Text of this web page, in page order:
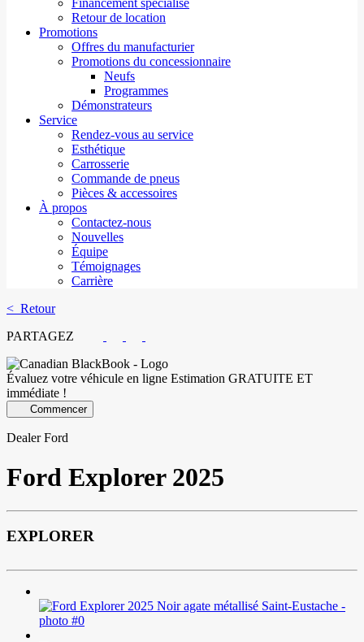
Financement spécialisé
Retour de location
Promotions
Offres du manufacturier
Promotions du concessionnaire
Neufs
Programmes
Démonstrateurs
Service
Rendez-vous au service
Esthétique
Carrosserie
Commande de pneus
Pièces & accessoires
À propos
Contactez-nous
Nouvelles
Équipe
Témoignages
Carrière
< Retour
PARTAGEZ
Évaluez votre véhicule en ligne Estimation GRATUITE ET
immédiate !
Commencer
Dealer Ford
Ford Explorer 2025
EXPLORER